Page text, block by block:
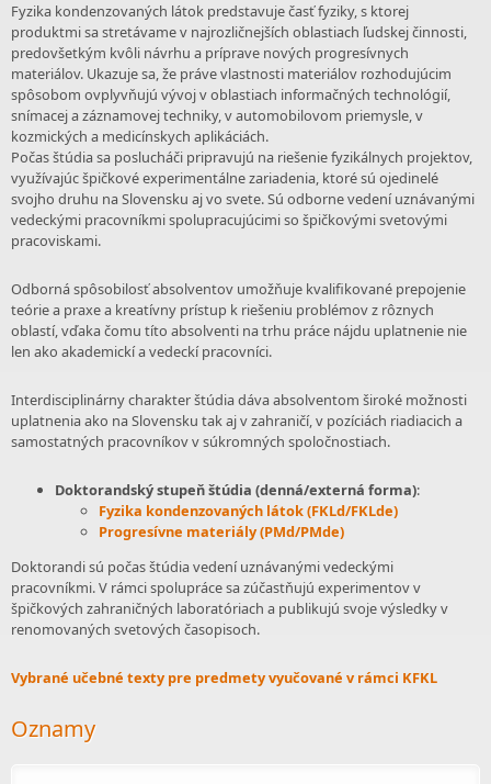
Fyzika kondenzovaných látok predstavuje časť fyziky, s ktorej
produktmi sa stretávame v najrozličnejších oblastiach ľudskej činnosti,
predovšetkým kvôli návrhu a príprave nových progresívnych
materiálov. Ukazuje sa, že práve vlastnosti materiálov rozhodujúcim
spôsobom ovplyvňujú vývoj v oblastiach informačných technológií,
snímacej a záznamovej techniky, v automobilovom priemysle, v
kozmických a medicínskych aplikáciách.
Počas štúdia sa poslucháči pripravujú na riešenie fyzikálnych projektov,
využívajúc špičkové experimentálne zariadenia, ktoré sú ojedinelé
svojho druhu na Slovensku aj vo svete. Sú odborne vedení uznávanými
vedeckými pracovníkmi spolupracujúcimi so špičkovými svetovými
pracoviskami.
Odborná spôsobilosť absolventov umožňuje kvalifikované prepojenie
teórie a praxe a kreatívny prístup k riešeniu problémov z rôznych
oblastí, vďaka čomu títo absolventi na trhu práce nájdu uplatnenie nie
len ako akademickí a vedeckí pracovníci.
Interdisciplinárny charakter štúdia dáva absolventom široké možnosti
uplatnenia ako na Slovensku tak aj v zahraničí, v pozíciách riadiacich a
samostatných pracovníkov v súkromných spoločnostiach.
Doktorandský stupeň štúdia (denná/externá forma):
Fyzika kondenzovaných látok (FKLd/FKLde)
Progresívne materiály (PMd/PMde)
Doktorandi sú počas štúdia vedení uznávanými vedeckými
pracovníkmi. V rámci spolupráce sa zúčastňujú experimentov v
špičkových zahraničných laboratóriach a publikujú svoje výsledky v
renomovaných svetových časopisoch.
Vybrané učebné texty pre predmety vyučované v rámci KFKL
Oznamy